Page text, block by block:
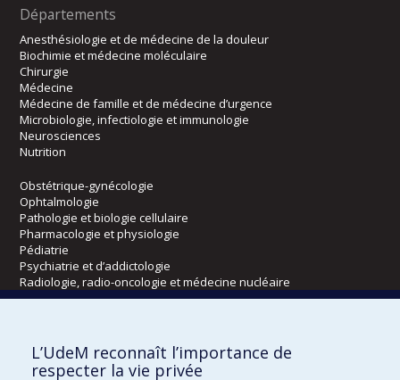
Départements
Anesthésiologie et de médecine de la douleur
Biochimie et médecine moléculaire
Chirurgie
Médecine
Médecine de famille et de médecine d’urgence
Microbiologie, infectiologie et immunologie
Neurosciences
Nutrition
Obstétrique-gynécologie
Ophtalmologie
Pathologie et biologie cellulaire
Pharmacologie et physiologie
Pédiatrie
Psychiatrie et d’addictologie
Radiologie, radio-oncologie et médecine nucléaire
Écoles
Kinésiologie et des sciences de l’activité physique
L’UdeM reconnaît l’importance de
respecter la vie privée